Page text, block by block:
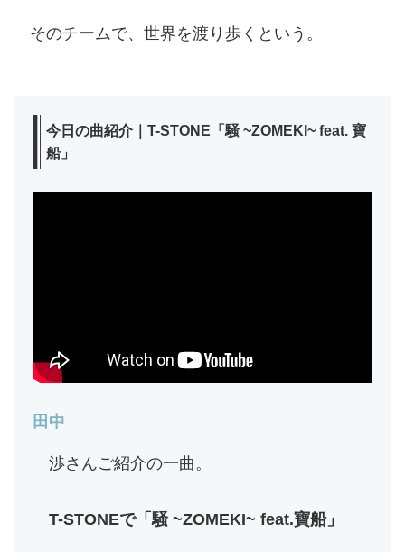
そのチームで、世界を渡り歩くという。
今日の曲紹介｜T-STONE「騒 ~ZOMEKI~ feat. 寶
船」
田中
渉さんご紹介の一曲。
T-STONEで「騒 ~ZOMEKI~ feat.寶船」